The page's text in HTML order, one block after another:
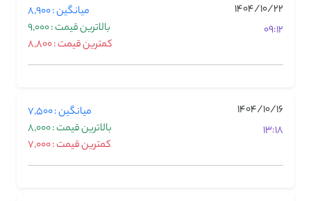
1404/10/22
09:12
میانگین : 8,900
بالاترین قیمت : 9,000
کمترین قیمت : 8,800
1404/10/16
13:18
میانگین : 7,500
بالاترین قیمت : 8,000
کمترین قیمت : 7,000